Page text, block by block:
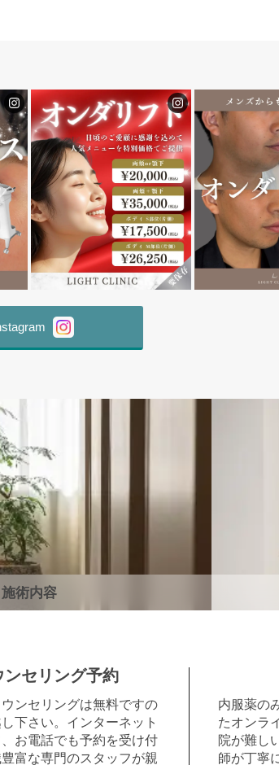
施術内容
ンセリング予約
ンセリングは無料ですの
下さい。インターネット
お電話でも予約を受け付
富な専門のスタッフが親
内服薬の
たオンラ
院が難し
師が丁寧